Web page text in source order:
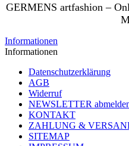
GERMENS artfashion –
Informationen
Informationen
Datenschutzerklärung
AGB
Widerruf
NEWSLETTER
KONTAKT
ZAHLUNG &
SITEMAP